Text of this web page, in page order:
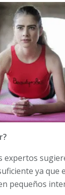
expertos
ya que
pequeños